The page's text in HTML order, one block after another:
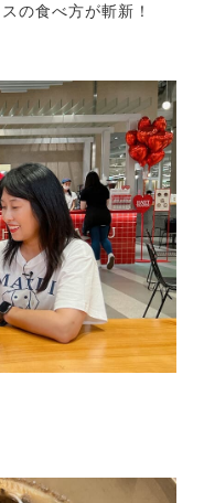
の食べ方が斬新！